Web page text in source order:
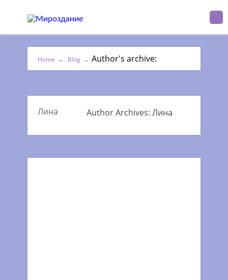
Home → Blog → Author's archive:
Лина Author Archives: Лина